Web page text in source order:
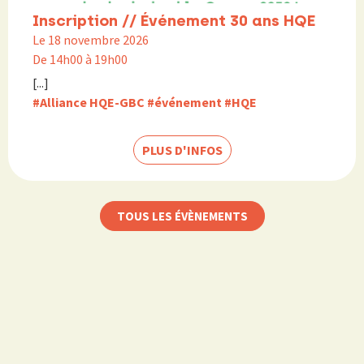
Inscription // Événement 30 ans HQE
Le 18 novembre 2026
De 14h00 à 19h00
[...]
#Alliance HQE-GBC #événement #HQE
PLUS D'INFOS
TOUS LES ÉVÈNEMENTS